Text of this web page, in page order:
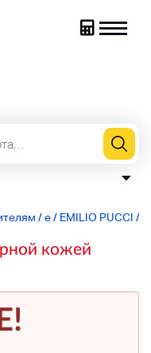
/e/ EMILIO PUCCI /
кожей